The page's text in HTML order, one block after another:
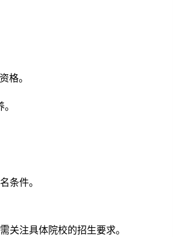
格。
条件。
关注具体院校的招生要求。